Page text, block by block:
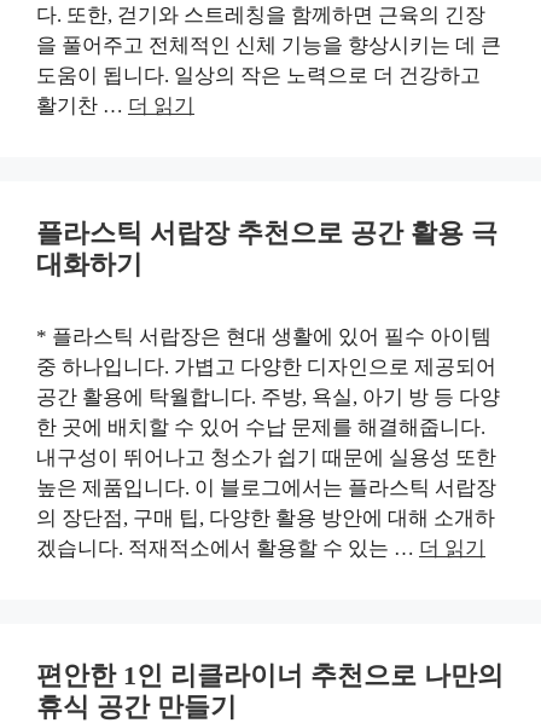
다. 또한, 걷기와 스트레칭을 함께하면 근육의 긴장
을 풀어주고 전체적인 신체 기능을 향상시키는 데 큰
도움이 됩니다. 일상의 작은 노력으로 더 건강하고
활기찬 … 더 읽기
플라스틱 서랍장 추천으로 공간 활용 극
대화하기
* 플라스틱 서랍장은 현대 생활에 있어 필수 아이템
중 하나입니다. 가볍고 다양한 디자인으로 제공되어
공간 활용에 탁월합니다. 주방, 욕실, 아기 방 등 다양
한 곳에 배치할 수 있어 수납 문제를 해결해줍니다.
내구성이 뛰어나고 청소가 쉽기 때문에 실용성 또한
높은 제품입니다. 이 블로그에서는 플라스틱 서랍장
의 장단점, 구매 팁, 다양한 활용 방안에 대해 소개하
겠습니다. 적재적소에서 활용할 수 있는 … 더 읽기
편안한 1인 리클라이너 추천으로 나만의
휴식 공간 만들기